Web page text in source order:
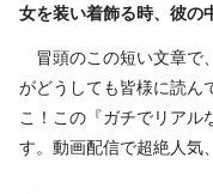
女を装い着飾る時、彼の
冒頭のこの短い文章で
がどうしても皆様に読ん
こ！この『ガチでリア
す。動画配信で超絶人